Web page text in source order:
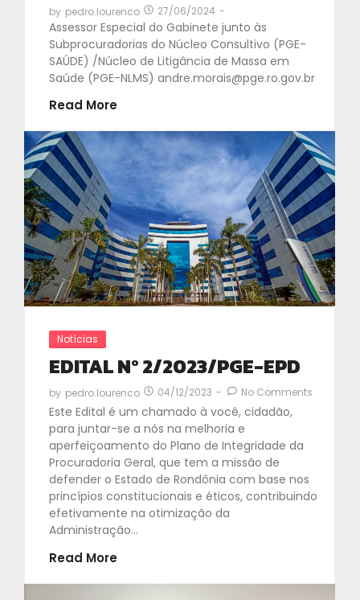
by pedro.lourenco 27/06/2024 -
Assessor Especial do Gabinete junto às
Subprocuradorias do Núcleo Consultivo (PGE-
SAÚDE) /Núcleo de Litigância de Massa em
Saúde (PGE-NLMS) andre.morais@pge.ro.gov.br
Read More
Notícias
EDITAL Nº 2/2023/PGE-EPD
by pedro.lourenco 04/12/2023 - No Comments
Este Edital é um chamado à você, cidadão,
para juntar-se a nós na melhoria e
aperfeiçoamento do Plano de Integridade da
Procuradoria Geral, que tem a missão de
defender o Estado de Rondônia com base nos
princípios constitucionais e éticos, contribuindo
efetivamente na otimização da
Administração...
Read More